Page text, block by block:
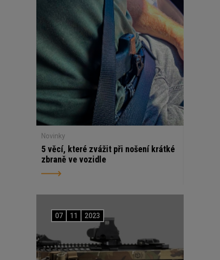
Novinky
5 věcí, které zvážit při nošení krátké
zbraně ve vozidle
07 11 2023